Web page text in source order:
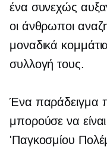
ένα συνεχώς
οι άνθρωποι
μοναδικά
συλλογή τους.
Ένα παράδειγμα
μπορούσε να
'Παγκοσμίου